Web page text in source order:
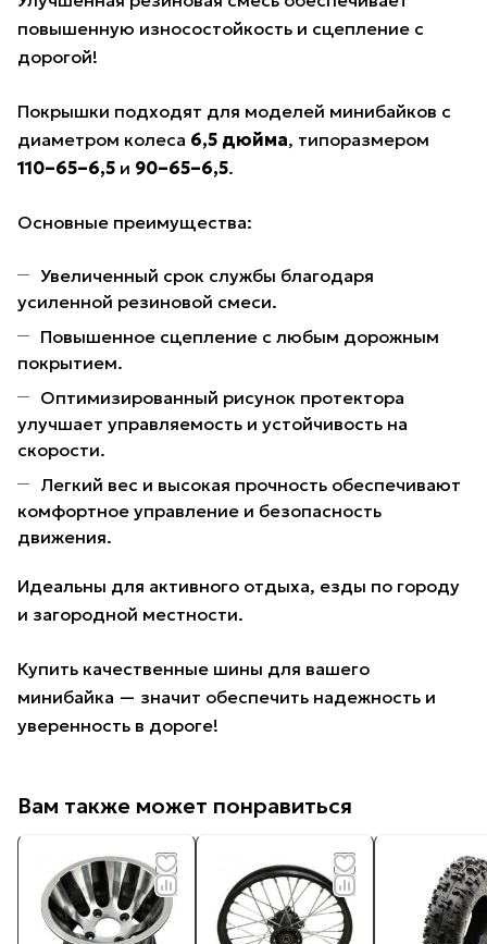
повышенную износостойкость и сцепление с
дорогой!
Покрышки подходят для моделей минибайков с
диаметром колеса 6,5 дюйма, типоразмером
110–65–6,5 и 90–65–6,5.
Основные преимущества:
Увеличенный срок службы благодаря
усиленной резиновой смеси.
Повышенное сцепление с любым дорожным
покрытием.
Оптимизированный рисунок протектора
улучшает управляемость и устойчивость на
скорости.
Легкий вес и высокая прочность обеспечивают
комфортное управление и безопасность
движения.
Идеальны для активного отдыха, езды по городу
и загородной местности.
Купить качественные шины для вашего
минибайка — значит обеспечить надежность и
уверенность в дороге!
Вам также может понравиться